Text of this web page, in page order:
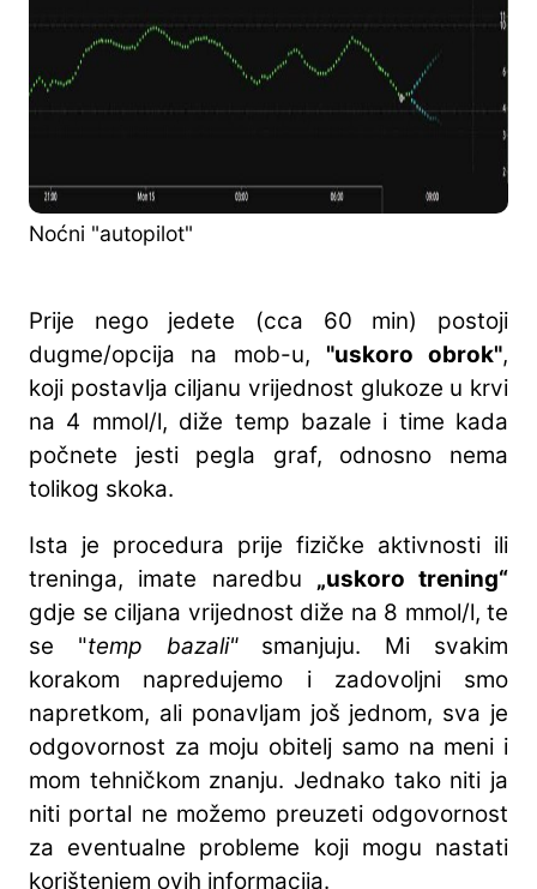
Noćni "autopilot"
Prije nego jedete (cca 60 min) postoji
dugme/opcija na mob-u, "uskoro obrok",
koji postavlja ciljanu vrijednost glukoze u krvi
na 4 mmol/l, diže temp bazale i time kada
počnete jesti pegla graf, odnosno nema
tolikog skoka.
Ista je procedura prije fizičke aktivnosti ili
treninga, imate naredbu „uskoro trening“
gdje se ciljana vrijednost diže na 8 mmol/l, te
se "temp bazali"smanjuju. Mi svakim
korakom napredujemo i zadovoljni smo
napretkom, ali ponavljam još jednom, sva je
odgovornost za moju obitelj samo na meni i
mom tehničkom znanju. Jednako tako niti ja
niti portal ne možemo preuzeti odgovornost
za eventualne probleme koji mogu nastati
korištenjem ovih informacija.